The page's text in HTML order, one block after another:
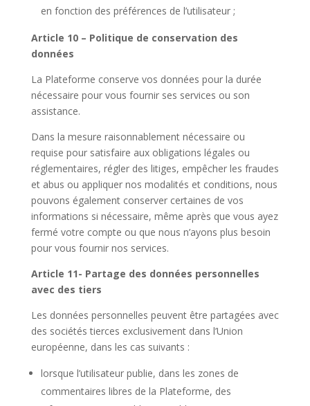
en fonction des préférences de l’utilisateur ;
Article 10 – Politique de conservation des
données
La Plateforme conserve vos données pour la durée
nécessaire pour vous fournir ses services ou son
assistance.
Dans la mesure raisonnablement nécessaire ou
requise pour satisfaire aux obligations légales ou
réglementaires, régler des litiges, empêcher les fraudes
et abus ou appliquer nos modalités et conditions, nous
pouvons également conserver certaines de vos
informations si nécessaire, même après que vous ayez
fermé votre compte ou que nous n’ayons plus besoin
pour vous fournir nos services.
Article 11- Partage des données personnelles
avec des tiers
Les données personnelles peuvent être partagées avec
des sociétés tierces exclusivement dans l’Union
européenne, dans les cas suivants :
lorsque l’utilisateur publie, dans les zones de
commentaires libres de la Plateforme, des